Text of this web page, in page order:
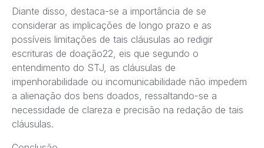
Diante disso, destaca-se a importância de se
considerar as implicações de longo prazo e as
possíveis limitações de tais cláusulas ao redigir
escrituras de doação22, eis que segundo o
entendimento do STJ, as cláusulas de
impenhorabilidade ou incomunicabilidade não impedem
a alienação dos bens doados, ressaltando-se a
necessidade de clareza e precisão na redação de tais
cláusulas.